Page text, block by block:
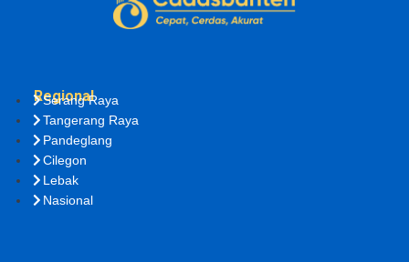
Regional
Serang Raya
Tangerang Raya
Pandeglang
Cilegon
Lebak
Nasional